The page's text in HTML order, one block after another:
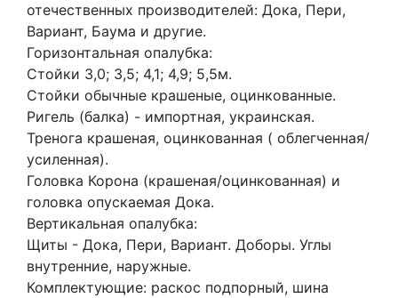
отечественных производителей: Дока, Пери,
Вариант, Баума и другие.
Горизонтальная опалубка:
Стойки 3,0; 3,5; 4,1; 4,9; 5,5м.
Стойки обычные крашеные, оцинкованные.
Ригель (балка) - импортная, украинская.
Тренога крашеная, оцинкованная ( облегченная/
усиленная).
Головка Корона (крашеная/оцинкованная) и
головка опускаемая Дока.
Вертикальная опалубка:
Щиты - Дока, Пери, Вариант. Доборы. Углы
внутренние, наружные.
Комплектующие: раскос подпорный, шина